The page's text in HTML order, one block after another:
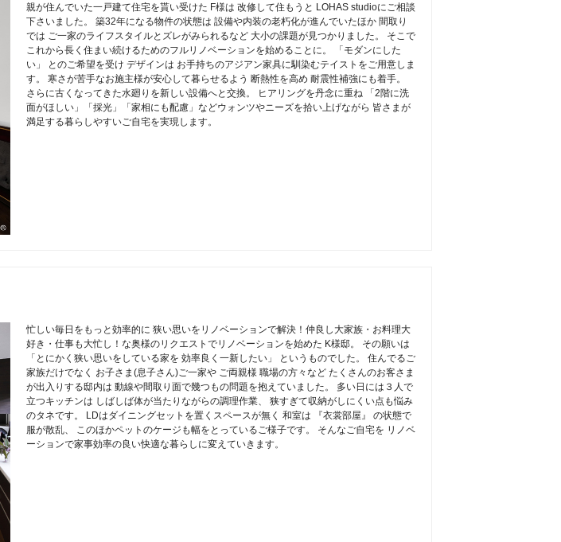
親が住んでいた一戸建て住宅を貰い受けた F様は 改修して住もうと LOHAS studioにご相談
下さいました。 築32年になる物件の状態は 設備や内装の老朽化が進んでいたほか 間取り
では ご一家のライフスタイルとズレがみられるなど 大小の課題が見つかりました。 そこで
これから長く住まい続けるためのフルリノベーションを始めることに。 「モダンにした
い」 とのご希望を受け デザインは お手持ちのアジアン家具に馴染むテイストをご用意しま
す。 寒さが苦手なお施主様が安心して暮らせるよう 断熱性を高め 耐震性補強にも着手。
さらに古くなってきた水廻りを新しい設備へと交換。 ヒアリングを丹念に重ね 「2階に洗
面がほしい」「採光」「家相にも配慮」などウォンツやニーズを拾い上げながら 皆さまが
満足する暮らしやすいご自宅を実現します。
忙しい毎日をもっと効率的に 狭い思いをリノベーションで解決！仲良し大家族・お料理大
好き・仕事も大忙し！な奥様のリクエストでリノベーションを始めた K様邸。 その願いは
「とにかく狭い思いをしている家を 効率良く一新したい」 というものでした。 住んでるご
家族だけでなく お子さま(息子さん)ご一家や ご両親様 職場の方々など たくさんのお客さま
が出入りする邸内は 動線や間取り面で幾つもの問題を抱えていました。 多い日には３人で
立つキッチンは しばしば体が当たりながらの調理作業、 狭すぎて収納がしにくい点も悩み
のタネです。 LDはダイニングセットを置くスペースが無く 和室は 『衣裳部屋』 の状態で
服が散乱、 このほかペットのケージも幅をとっているご様子です。 そんなご自宅を リノベ
ーションで家事効率の良い快適な暮らしに変えていきます。